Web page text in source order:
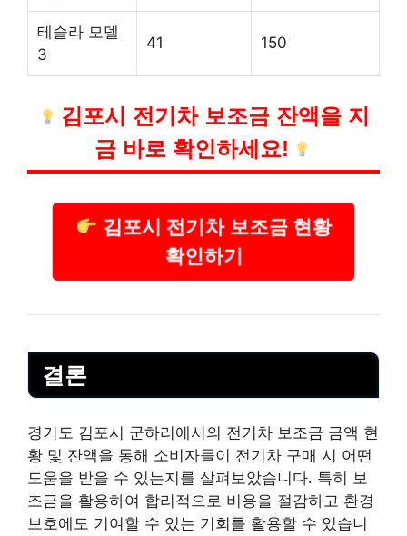
테슬라 모델
3
41 150
김포시 전기차 보조금 잔액을 지
금 바로 확인하세요!
김포시 전기차 보조금 현황
확인하기
결론
경기도 김포시 군하리에서의 전기차 보조금 금액 현
황 및 잔액을 통해 소비자들이 전기차 구매 시 어떤
도움을 받을 수 있는지를 살펴보았습니다. 특히 보
조금을 활용하여 합리적으로 비용을 절감하고 환경
보호에도 기여할 수 있는 기회를 활용할 수 있습니